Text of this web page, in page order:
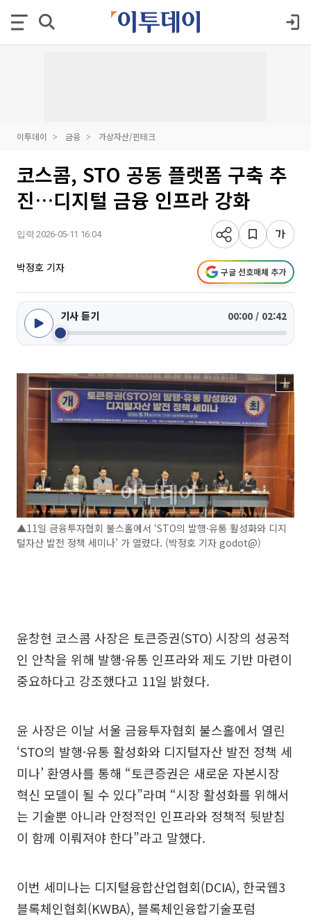
이투데이 금융 가상자산/핀테크
코스콤, STO 공동 플랫폼 구축 추
진…디지털 금융 인프라 강화
입력 2026-05-11 16:04
박정호 기자 구글 선호매체 추가
기사 듣기 00:00 / 02:42
▲11일 금융투자협회 불스홀에서 ‘STO의 발행·유통 활성화와 디지
털자산 발전 정책 세미나’ 가 열렸다. (박정호 기자 godot@)
윤창현 코스콤 사장은 토큰증권(STO) 시장의 성공적
인 안착을 위해 발행·유통 인프라와 제도 기반 마련이
중요하다고 강조했다고 11일 밝혔다.
윤 사장은 이날 서울 금융투자협회 불스홀에서 열린
‘STO의 발행·유통 활성화와 디지털자산 발전 정책 세
미나’ 환영사를 통해 “토큰증권은 새로운 자본시장
혁신 모델이 될 수 있다”라며 “시장 활성화를 위해서
는 기술뿐 아니라 안정적인 인프라와 정책적 뒷받침
이 함께 이뤄져야 한다”라고 말했다.
이번 세미나는 디지털융합산업협회(DCIA), 한국웹3
블록체인협회(KWBA), 블록체인융합기술포럼